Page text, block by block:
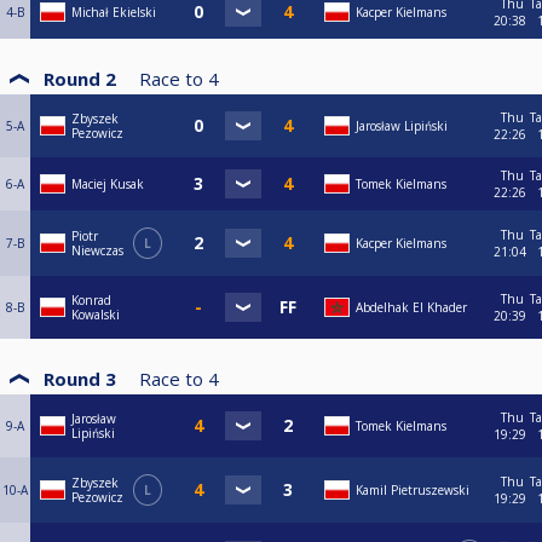
4-B Michał Ekielski Kacper Kielmans
Thu
20:38
Round 2 Race to 4
5-A
Zbyszek
Pezowicz
Jarosław Lipiński
Thu
22:26
6-A Maciej Kusak Tomek Kielmans
Thu
22:26
7-B
Piotr
Niewczas
L Kacper Kielmans
Thu
21:04
8-B
Konrad
Kowalski
Abdelhak El Khader
Thu
20:39
Round 3 Race to 4
9-A
Jarosław
Lipiński
Tomek Kielmans
Thu
19:29
10-A
Zbyszek
Pezowicz
L Kamil Pietruszewski
Thu
19:29